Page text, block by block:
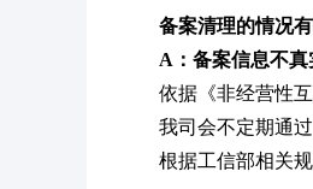
备案清理的情况
A：备案信息不真
依据《非经营性
我司会不定期通
根据工信部相关